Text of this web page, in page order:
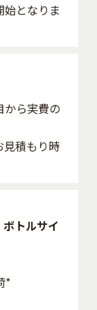
となりま
から実費の
見積もり時
トルサイ
*